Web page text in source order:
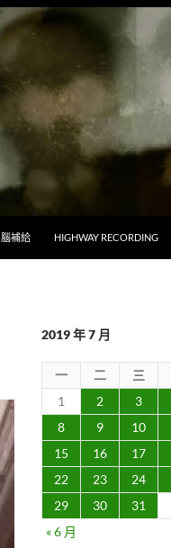
腦補給 HIGHWAY RECORDING
2019 年 7 月
一 二 三
1
2 3
8
9 10
15
16 17
22
23 24
29
30
31
« 6 月